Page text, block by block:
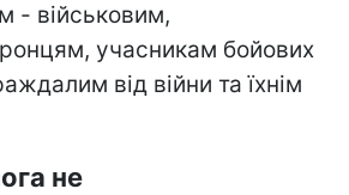
- військовим,
учасникам бойових
від війни та їхнім
не